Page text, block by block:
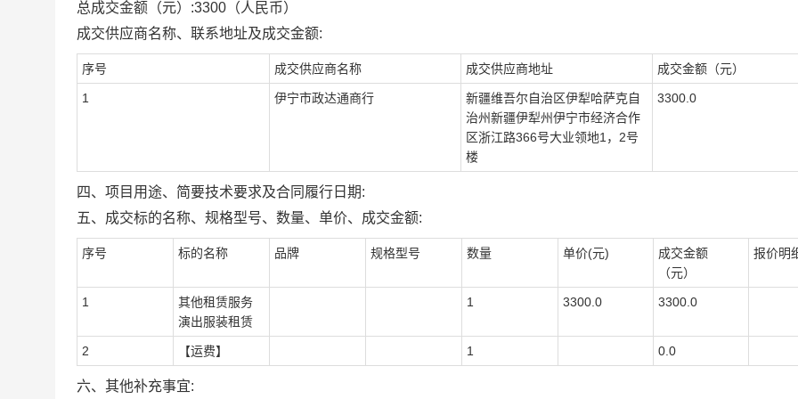
总成交金额（元）:3300 （人民币）
成交供应商名称、联系地址及成交金额:
序号 成交供应商名称 成交供应商地址 成交金额（元）
1 伊宁市政达通商行
新疆维吾尔自治区伊犁哈萨克自
治州新疆伊犁州伊宁市经济合作
区浙江路366号大业领地1，2号
楼
3300.0
四、项目用途、简要技术要求及合同履行日期:
五、成交标的名称、规格型号、数量、单价、成交金额:
序号 标的名称 品牌 规格型号 数量 单价(元)
成交金额
（元）
报价明
1
其他租赁服务
演出服装租赁
1 3300.0 3300.0
2 【运费】 1 0.0
六、其他补充事宜: